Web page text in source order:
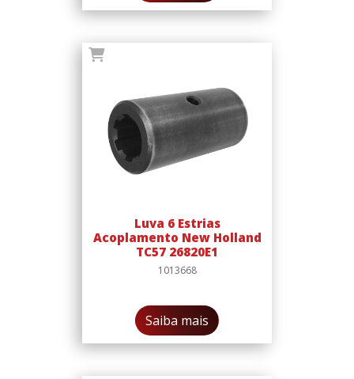
Luva 6 Estrias
Acoplamento New Holland
TC57 26820E1
1013668
Saiba mais